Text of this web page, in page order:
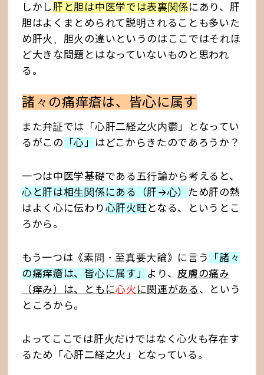
しかし 肝と胆は中医学では表裏関係にあり、肝
胆はよくまとめられて説明されることも多いた
め肝火、胆火の違いというのはここではそれほ
ど大きな問題とはなっていないものと思われ
る。
諸々の痛痒瘡は、皆心に属す
また弁証では「心肝二経之火内鬱」となってい
るがこの 「心」 はどこからきたのであろうか？
一つは中医学基礎である五行論から考えると、
心と肝は相生関係にある（肝→心） ため肝の熱
はよく心に伝わり 心肝火旺となる、というとこ
ろから。
もう一つは《素問・至真要大論》に言う
「諸々
の痛痒瘡は、皆心に属す」 より、 皮膚の痛み
（痒み）は、ともに心火 に関連がある 、という
ところから。
よってここでは肝火だけではなく心火も存在す
るため「心肝二経之火」となっている。